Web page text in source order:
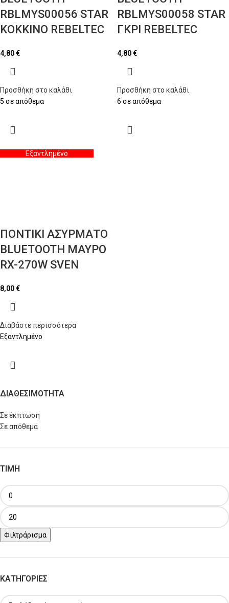
ΔΙΑΘΕΣΙΜΟΤΗΤΑ
Σε έκπτωση
Σε απόθεμα
ΤΙΜΗ
Φιλτράρισμα
ΚΑΤΗΓΟΡΙΕΣ
RBLMYS00056 STAR
ΚΟΚΚΙΝΟ REBELTEC
4,80€
Προσθήκη στο καλάθι
5 σε απόθεμα
RBLMYS00058 STAR
ΓΚΡΙ REBELTEC
4,80€
Προσθήκη στο καλάθι
6 σε απόθεμα
Εξαντλημένο
ΠΟΝΤΙΚΙ ΑΣΥΡΜΑΤΟ
BLUETOOTH ΜΑΥΡΟ
RX-270W SVEN
8,00€
Διαβάστε περισσότερα
Εξαντλημένο